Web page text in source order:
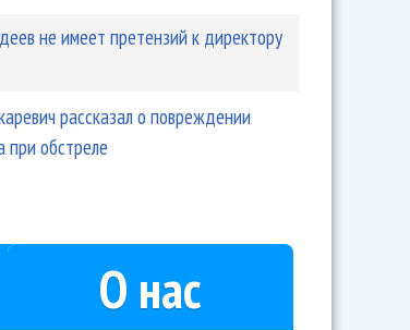
не имеет претензий к директору
рассказал о повреждении
при обстреле
О нас